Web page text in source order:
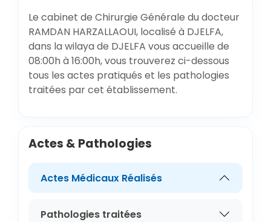
Le cabinet de Chirurgie Générale du docteur
RAMDAN HARZALLAOUI, localisé à DJELFA,
dans la wilaya de DJELFA vous accueille de
08:00h à 16:00h, vous trouverez ci-dessous
tous les actes pratiqués et les pathologies
traitées par cet établissement.
Actes & Pathologies
Actes Médicaux Réalisés
Pathologies traitées